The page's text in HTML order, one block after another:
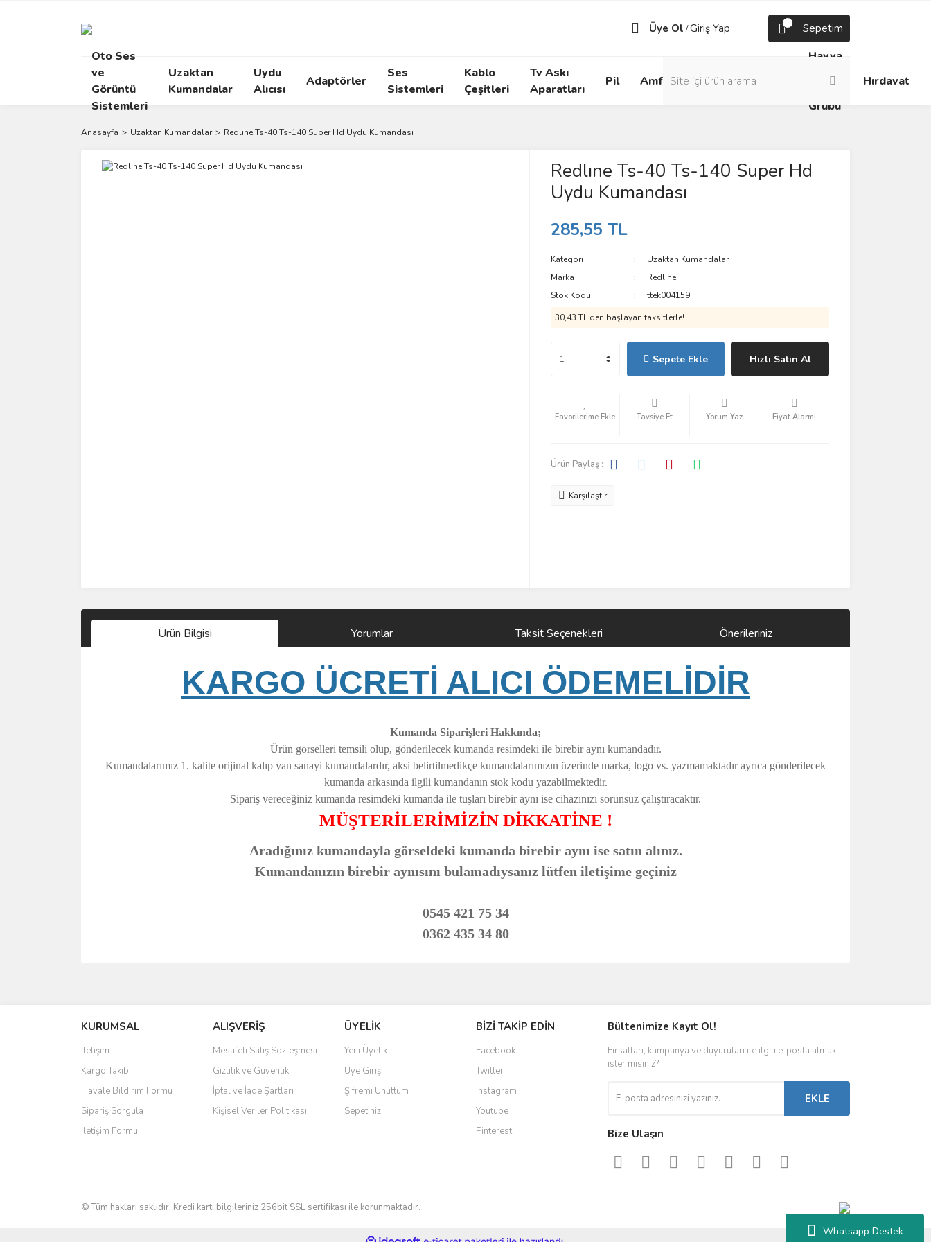
Whatsapp Destek
Üye Ol /Giriş Yap Sepetim
Oto Ses
ve
Görüntü
Sistemleri
Uzaktan
Kumandalar
Uydu
Alıcısı
Adaptörler
Ses
Sistemleri
Kablo
Çeşitleri
Tv Askı
Aparatları
Pil Amfi
Box
Prizler
Havya
Lehim
Grubu
Hırdavat
Anasayfa Uzaktan Kumandalar Redlıne Ts-40 Ts-140 Super Hd Uydu Kumandası
Redlıne Ts-40 Ts-140 Super Hd
Uydu Kumandası
285,55 TL
Kategori
Uzaktan Kumandalar
Marka
Redline
Stok Kodu
ttek004159
30,43 TL den başlayan taksitlerle!
Sepete Ekle Hızlı Satın Al
Tavsiye Et Yorum Yaz Fiyat Alarmı
Ürün Paylaş :
Karşılaştır
Ürün Bilgisi Yorumlar Taksit Seçenekleri Önerileriniz
KARGO ÜCRETİ ALICI ÖDEMELİDİR
Kumanda Siparişleri Hakkında;
Ürün görselleri temsili olup, gönderilecek kumanda resimdeki ile birebir aynı kumandadır.
Kumandalarımız 1. kalite orijinal kalıp yan sanayi kumandalardır, aksi belirtilmedikçe kumandalarımızın üzerinde marka, logo vs. yazmamaktadır ayrıca gönderilecek
kumanda arkasında ilgili kumandanın stok kodu yazabilmektedir.
Sipariş vereceğiniz kumanda resimdeki kumanda ile tuşları birebir aynı ise cihazınızı sorunsuz çalıştıracaktır.
MÜŞTERİLERİMİZİN DİKKATİNE !
Aradığınız kumandayla görseldeki kumanda birebir aynı ise satın alınız.
Kumandanızın birebir aynısını bulamadıysanız lütfen iletişime geçiniz
0545 421 75 34
0362 435 34 80
Ürün resmi kalitesiz, bozuk veya görüntülenemiyor.
Ürün açıklamasında eksik bilgiler bulunuyor.
Ürün bilgilerinde hatalar bulunuyor.
Ürün fiyatı diğer sitelerden daha pahalı.
Bu ürüne benzer farklı alternatifler olmalı.
KURUMSAL
İletişim
Kargo Takibi
Havale Bildirim Formu
Sipariş Sorgula
İletişim Formu
ALIŞVERİŞ
Mesafeli Satış Sözleşmesi
Gizlilik ve Güvenlik
İptal ve İade Şartları
Kişisel Veriler Politikası
ÜYELİK
Yeni Üyelik
Üye Girişi
Şifremi Unuttum
Sepetiniz
BİZİ TAKİP EDİN
Facebook
Twitter
Instagram
Youtube
Pinterest
Bültenimize Kayıt Ol!
Fırsatları, kampanya ve duyuruları ile ilgili e-posta almak
ister misiniz?
EKLE
Bize Ulaşın
© Tüm hakları saklıdır. Kredi kartı bilgileriniz 256bit SSL sertifikası ile korunmaktadır.